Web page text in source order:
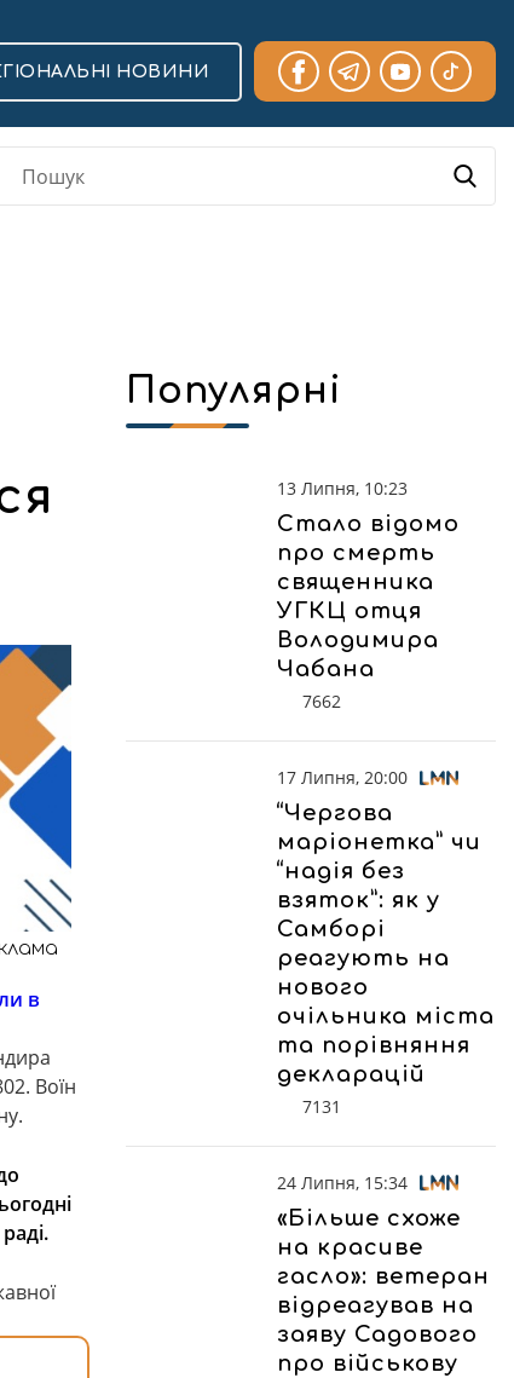
НОВИНИ
в
Воїн
Популярні
13 Липня, 10:23
Стало відомо
про смерть
священника
УГКЦ отця
Володимира
Чабана
7662
17 Липня, 20:00
“Чергова
маріонетка” чи
“надія без
взяток”: як у
Самборі
реагують на
нового
очільника міста
та порівняння
декларацій
7131
24 Липня, 15:34
«Більше схоже
на красиве
гасло»: ветеран
відреагував на
заяву Садового
про військову